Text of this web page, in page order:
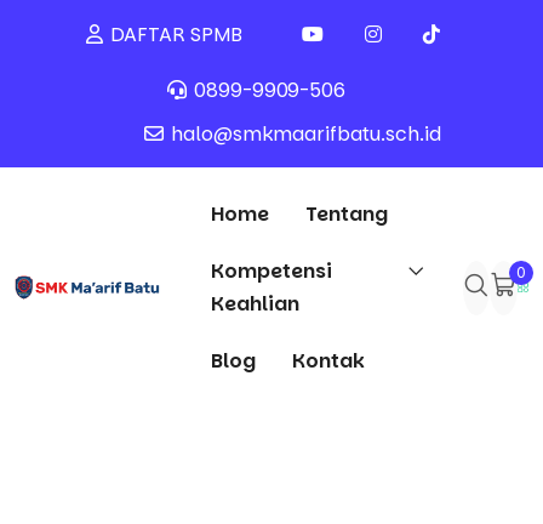
DAFTAR SPMB
0899-9909-506
halo@smkmaarifbatu.sch.id
Home Tentang
Kompetensi
Keahlian
Blog Kontak
0